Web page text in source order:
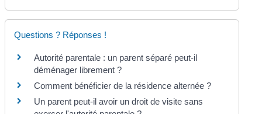
Questions ? Réponses !
Autorité parentale : un parent séparé peut-il
déménager librement ?
Comment bénéficier de la résidence alternée ?
Un parent peut-il avoir un droit de visite sans